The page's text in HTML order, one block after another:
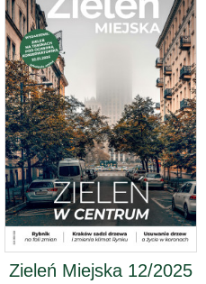
Zieleń Miejska 12/2025